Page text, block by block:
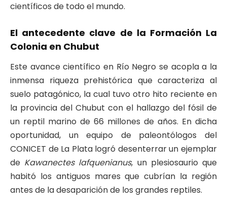
científicos de todo el mundo.
El antecedente clave de la Formación La
Colonia en Chubut
Este avance científico en Río Negro se acopla a la
inmensa riqueza prehistórica que caracteriza al
suelo patagónico, la cual tuvo otro hito reciente en
la provincia del Chubut con el hallazgo del fósil de
un reptil marino de 66 millones de años. En dicha
oportunidad, un equipo de paleontólogos del
CONICET de La Plata logró desenterrar un ejemplar
de Kawanectes lafquenianus, un plesiosaurio que
habitó los antiguos mares que cubrían la región
antes de la desaparición de los grandes reptiles.